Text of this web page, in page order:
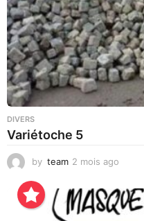
DIVERS
Variétoche 5
by team 2 mois ago
e
m
a